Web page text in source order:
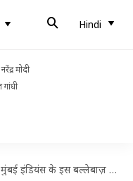
Hindi
नरेंद्र मोदी
गांधी
इस बल्लेबाज़ का कमाल, टी-20 टूर्नामेंट में जड़े दो शतक